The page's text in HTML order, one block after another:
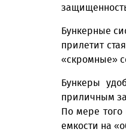
Бункерные
прилетит
«скромные»
Бункеры
приличным
По мере того
емкости на